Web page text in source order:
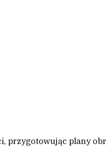
przygotowując plany